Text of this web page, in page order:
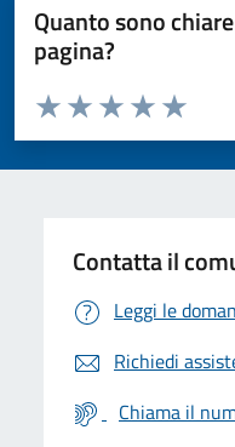
Quanto sono
pagina?
Valuta da 1 a 5 stelle la pagina
Valuta 5
Valuta 4
Valuta 3 stelle
Valuta 2 stelle su 5
Valuta 1 stelle su 5
Contatta il
Leggi le
Richiedi
Chiama il